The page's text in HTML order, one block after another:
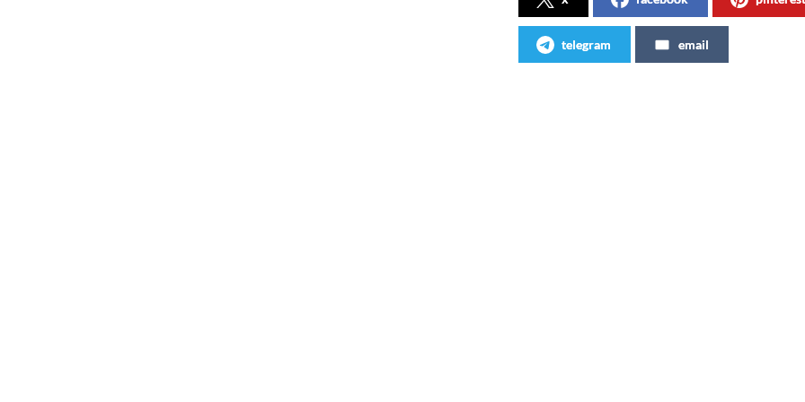
telegram email